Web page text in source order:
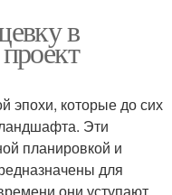
в
эпохи, которые до сих
Эти
планировкой и
для
они уступают